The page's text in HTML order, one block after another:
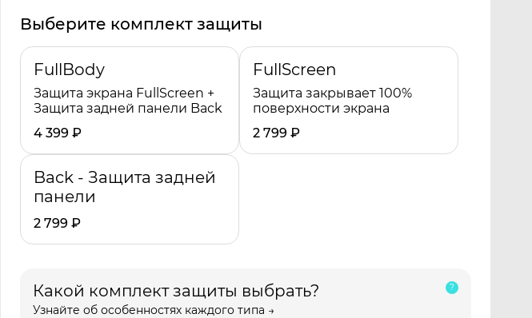
Выберите комплект защиты
FullBody
Защита экрана FullScreen +
Защита задней панели Back
4 399 ₽
FullScreen
Защита закрывает 100%
поверхности экрана
2 799 ₽
Back - Защита задней
панели
2 799 ₽
Какой комплект защиты выбрать?
Узнайте об особенностях каждого типа →